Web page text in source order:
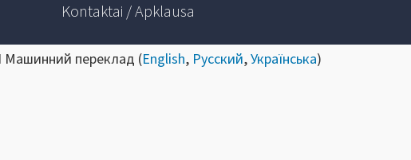
Kontaktai / Apklausa
Машинний переклад (English, Русский,Українська)